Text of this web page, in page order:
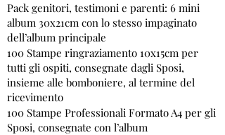
Pack genitori, testimoni e parenti: 6 mini
album 30x21cm con lo stesso impaginato
dell’album principale
100 Stampe ringraziamento 10x15cm per
tutti gli ospiti, consegnate dagli Sposi,
insieme alle bomboniere, al termine del
ricevimento
100 Stampe Professionali Formato A4 per gli
Sposi, consegnate con l’album